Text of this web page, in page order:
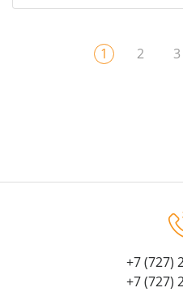
1 2 3
+7 (727)
+7 (727)